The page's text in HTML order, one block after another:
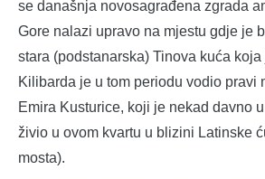
se današnja novosagrađena zgrada
Gore nalazi upravo na mjestu gdje je
stara (podstanarska) Tinova kuća
Kilibarda je u tom periodu vodio pravi
Emira Kusturice, koji je nekad davno
živio u ovom kvartu u blizini Latinske
mosta).